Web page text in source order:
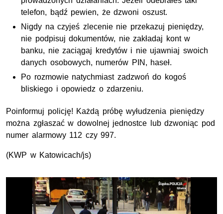
telefon, bądź pewien, że dzwoni oszust.
Nigdy na czyjeś zlecenie nie przekazuj pieniędzy,
nie podpisuj dokumentów, nie zakładaj kont w
banku, nie zaciągaj kredytów i nie ujawniaj swoich
danych osobowych, numerów PIN, haseł.
Po rozmowie natychmiast zadzwoń do kogoś
bliskiego i opowiedz o zdarzeniu.
Poinformuj policję! Każdą próbę wyłudzenia pieniędzy
można zgłaszać w dowolnej jednostce lub dzwoniąc pod
numer alarmowy 112 czy 997.
(KWP w Katowicach/js)